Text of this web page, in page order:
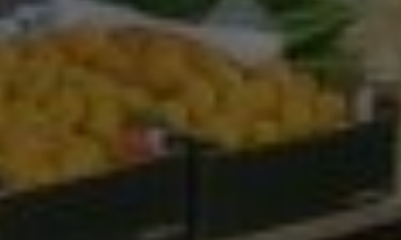
Marketing
Marketing Cookies werden von Drittanbietern oder
Publishern verwendet, um personalisierte
Werbung anzuzeigen. Sie tun dies, indem sie
Google Tag Manager
Wenn Cookies von externen Medien akzeptiert